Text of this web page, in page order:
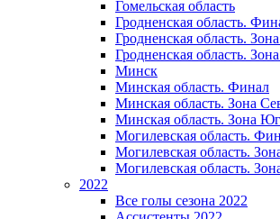
Гомельская область
Гродненская область.
Гродненская область.
Гродненская область.
Минск
Минская область. Финал
Минская область. Зона
Минская область. Зона Юг
Могилевская область.
Могилевская область.
Могилевская область.
2022
Все голы сезона 2022